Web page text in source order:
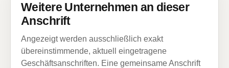
Weitere Unternehmen an dieser
Anschrift
Angezeigt werden ausschließlich exakt
übereinstimmende, aktuell eingetragene
Geschäftsanschriften. Eine gemeinsame Anschrift